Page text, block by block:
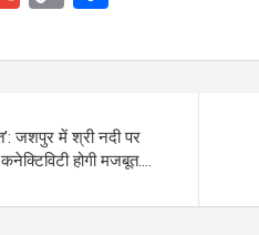
ail py
n
k
ar
जशपुर में श्री नदी पर
होगी मजबूत….